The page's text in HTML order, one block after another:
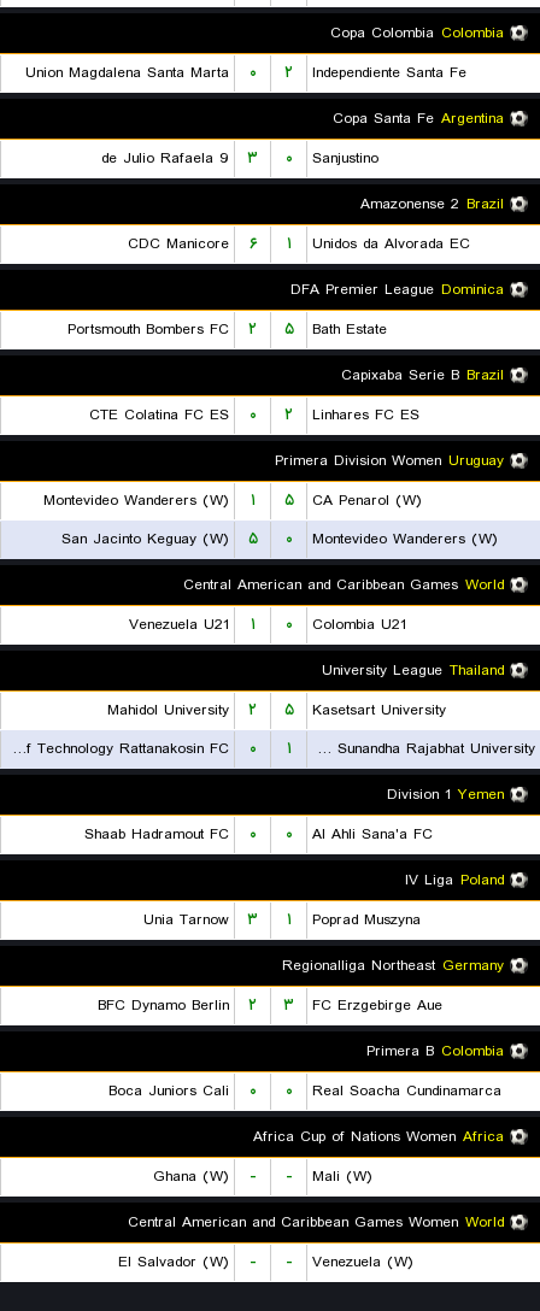
Colombia
Copa Colombia
Independiente Santa Fe
۲ ۰
Union Magdalena Santa Marta
Argentina
Copa Santa Fe
Sanjustino
۰ ۳
9 de Julio Rafaela
Brazil
Amazonense 2
Unidos da Alvorada EC
۱ ۶
CDC Manicore
Dominica
DFA Premier League
Bath Estate
۵ ۲
Portsmouth Bombers FC
Brazil
Capixaba Serie B
Linhares FC ES
۲ ۰
CTE Colatina FC ES
Uruguay
Primera Division Women
CA Penarol (W)
۵ ۱
Montevideo Wanderers (W)
Montevideo Wanderers (W)
۰ ۵
San Jacinto Keguay (W)
World
Central American and Caribbean Games
Colombia U21
۰ ۱
Venezuela U21
Thailand
University League
Kasetsart University
۵ ۲
Mahidol University
Suan Sunandha Rajabhat University
۱ ۰
Rajamangala University of Technology Rattanakosin FC
Yemen
Division 1
Al Ahli Sana'a FC
۰ ۰
Shaab Hadramout FC
Poland
IV Liga
Poprad Muszyna
۱ ۳
Unia Tarnow
Germany
Regionalliga Northeast
FC Erzgebirge Aue
۳ ۲
BFC Dynamo Berlin
Colombia
Primera B
Real Soacha Cundinamarca
۰ ۰
Boca Juniors Cali
Africa
Africa Cup of Nations Women
Mali (W)
-
-
Ghana (W)
World
Central American and Caribbean Games Women
Venezuela (W)
-
-
El Salvador (W)